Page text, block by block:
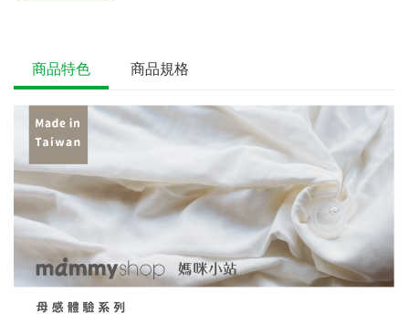
商品特色 商品規格